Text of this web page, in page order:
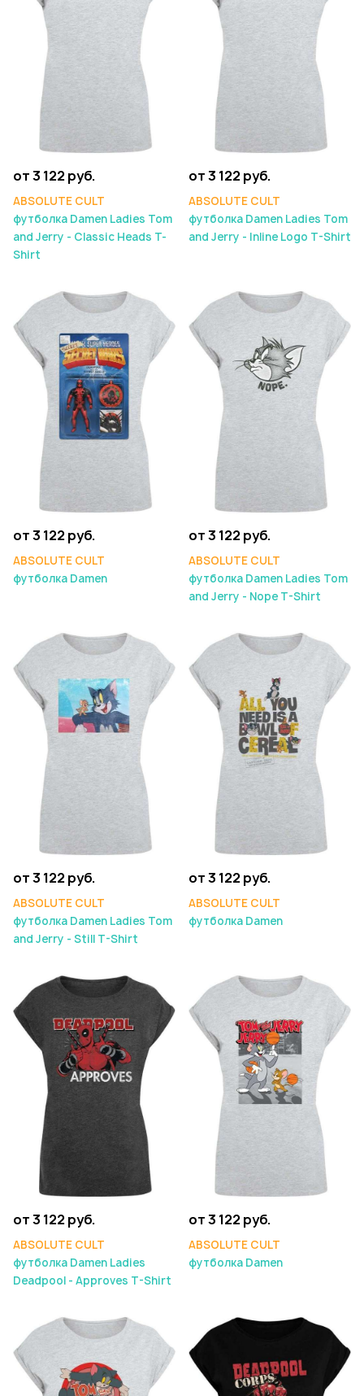
от 3 122 руб.
ABSOLUTE CULT
футболка Damen Ladies Tom
and Jerry - Classic Heads T-
Shirt
от 3 122 руб.
ABSOLUTE CULT
футболка Damen Ladies Tom
and Jerry - Inline Logo T-Shirt
от 3 122 руб.
ABSOLUTE CULT
футболка Damen
от 3 122 руб.
ABSOLUTE CULT
футболка Damen Ladies Tom
and Jerry - Nope T-Shirt
от 3 122 руб.
ABSOLUTE CULT
футболка Damen Ladies Tom
and Jerry - Still T-Shirt
от 3 122 руб.
ABSOLUTE CULT
футболка Damen
от 3 122 руб.
ABSOLUTE CULT
футболка Damen Ladies
Deadpool - Approves T-Shirt
от 3 122 руб.
ABSOLUTE CULT
футболка Damen